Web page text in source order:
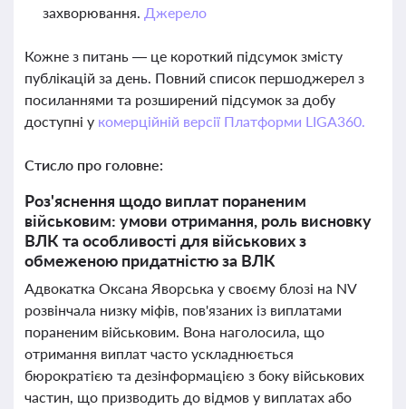
захворювання. Джерело
Кожне з питань — це короткий підсумок змісту
публікацій за день. Повний список першоджерел з
посиланнями та розширений підсумок за добу
доступні у комерційній версії Платформи LIGA360.
Стисло про головне:
Роз'яснення щодо виплат пораненим
військовим: умови отримання, роль висновку
ВЛК та особливості для військових з
обмеженою придатністю за ВЛК
Адвокатка Оксана Яворська у своєму блозі на NV
розвінчала низку міфів, пов'язаних із виплатами
пораненим військовим. Вона наголосила, що
отримання виплат часто ускладнюється
бюрократією та дезінформацією з боку військових
частин, що призводить до відмов у виплатах або